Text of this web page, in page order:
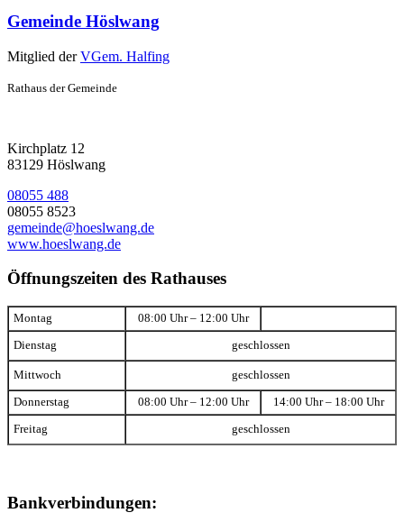
Gemeinde Höslwang
Mitglied derVGem. Halfing
Rathaus der Gemeinde
Kirchplatz 12
83129 Höslwang
08055 488
08055 8523
gemeinde@hoeslwang.de
www.hoeslwang.de
Öffnungszeiten des Rathauses
Montag 08:00 Uhr – 12:00 Uhr
Dienstag geschlossen
Mittwoch geschlossen
Donnerstag 08:00 Uhr – 12:00 Uhr 14:00 Uhr – 18:00 Uhr
Freitag geschlossen
Bankverbindungen: